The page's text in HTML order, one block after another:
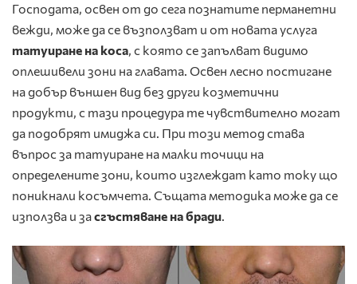
Господата, освен от до сега познатите перманетни
вежди, може да се възползват и от новата услуга
татуиране на коса, с която се запълват видимо
оплешивели зони на главата. Освен лесно постигане
на добър външен вид без други козметични
продукти, с тази процедура те чувствително могат
да подобрят имиджа си. При този метод става
въпрос за татуиране на малки точици на
определените зони, които изглеждат като току що
поникнали косъмчета. Същата методика може да се
използва и засгъстяване на бради.